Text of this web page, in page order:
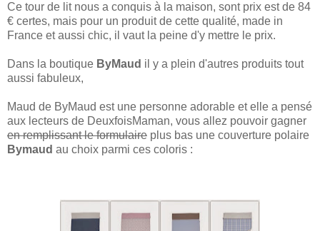
Ce tour de lit nous a conquis à la maison, sont prix est de 84
€ certes, mais pour un produit de cette qualité, made in
France et aussi chic, il vaut la peine d'y mettre le prix.
Dans la boutique ByMaud il y a plein d'autres produits tout
aussi fabuleux,
Maud de ByMaud est une personne adorable et elle a pensé
aux lecteurs de DeuxfoisMaman, vous allez pouvoir gagner
en remplissant le formulaire plus bas une couverture polaire
Bymaud au choix parmi ces coloris :